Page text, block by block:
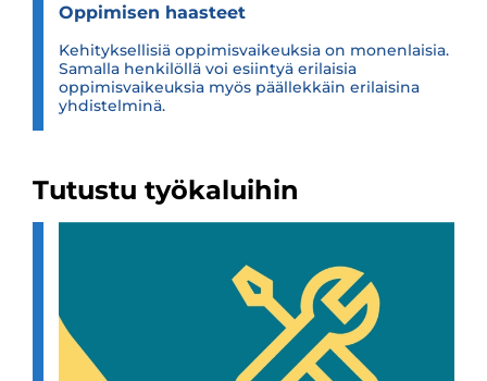
Oppi­mi­sen haas­teet
Kehityksellisiä oppimisvaikeuksia on monenlaisia.
Samalla henkilöllä voi esiintyä erilaisia
oppimisvaikeuksia myös päällekkäin erilaisina
yhdistelminä.
Tutustu työkaluihin